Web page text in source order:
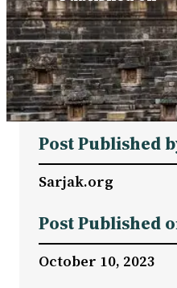
Post Published
Sarjak.org
Post Published
October 10, 2023